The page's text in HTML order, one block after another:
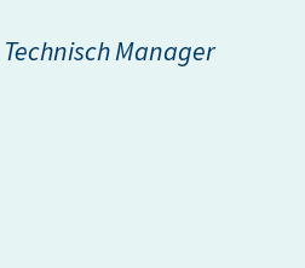
Technisch Manager